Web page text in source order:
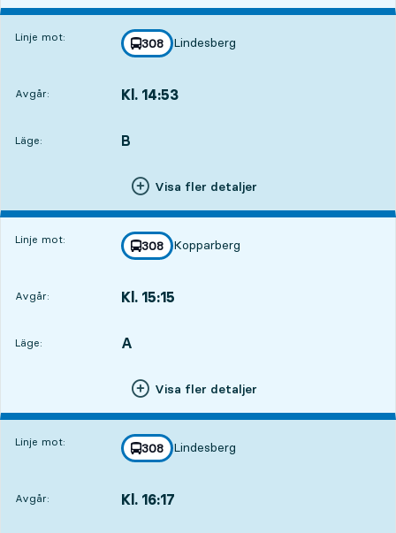
Linje mot: linje
308
mot
Lindesberg
,
Avgår: Kl. 14:53
Läge:
LÄGE, B
,
Visa fler detaljer
Linje mot: linje
308
mot
Kopparberg
,
Avgår: Kl. 15:15
Läge:
LÄGE, A
,
Visa fler detaljer
Linje mot: linje
308
mot
Lindesberg
,
Avgår: Kl. 16:17